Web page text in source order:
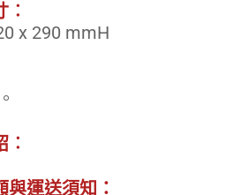
x 290 mmH
與運送須知：